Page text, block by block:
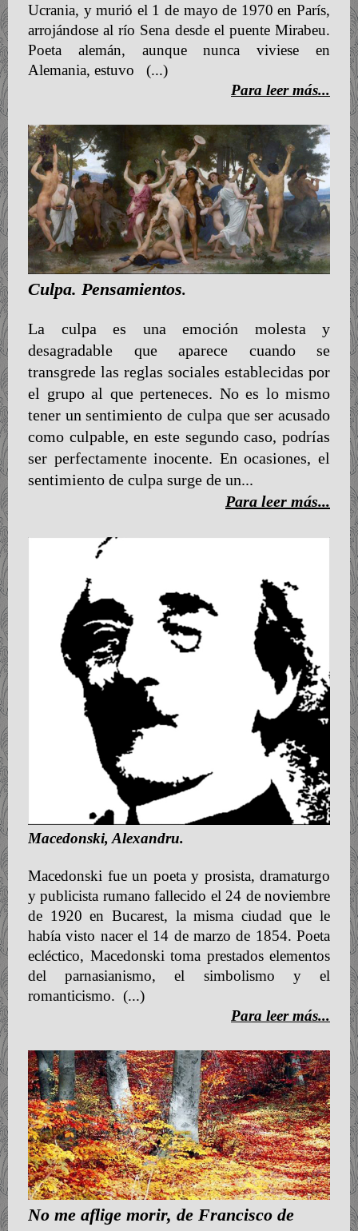
Ucrania, y murió el 1 de mayo de 1970 en París,
arrojándose al río Sena desde el puente Mirabeu.
Poeta alemán, aunque nunca viviese en
Alemania, estuvo
(...)
Para leer más...
Culpa. Pensamientos.
La culpa es una emoción molesta y
desagradable que aparece cuando se
transgrede las reglas sociales establecidas por
el grupo al que perteneces. No es lo mismo
tener un sentimiento de culpa que ser acusado
como culpable, en este segundo caso, podrías
ser perfectamente inocente. En ocasiones, el
sentimiento de culpa surge de un...
Para leer más...
Macedonski, Alexandru.
Macedonski fue un poeta y prosista, dramaturgo
y publicista rumano fallecido el 24 de noviembre
de 1920 en Bucarest, la misma ciudad que le
había visto nacer el 14 de marzo de 1854. Poeta
ecléctico, Macedonski toma prestados elementos
del parnasianismo, el simbolismo y el
romanticismo. (...)
Para leer más...
No me aflige morir, de Francisco de